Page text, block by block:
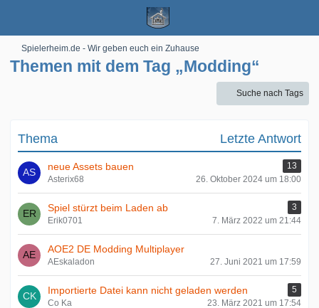
Spielerheim.de - Wir geben euch ein Zuhause
Themen mit dem Tag „Modding“
Suche nach Tags
Thema Letzte Antwort
neue Assets bauen
13
Asterix68
26. Oktober 2024 um 18:00
Spiel stürzt beim Laden ab
3
Erik0701
7. März 2022 um 21:44
AOE2 DE Modding Multiplayer
AEskaladon 27. Juni 2021 um 17:59
Importierte Datei kann nicht geladen werden
5
Co Ka
23. März 2021 um 17:54